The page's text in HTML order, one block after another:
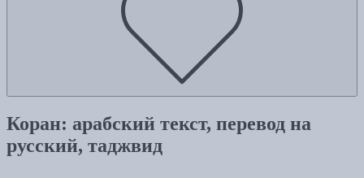
Коран: арабский текст, перевод на
русский, таджвид